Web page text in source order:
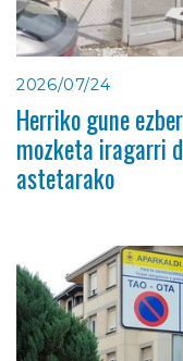
2026/07/24
Herriko gune
mozketa iragarri
astetarako